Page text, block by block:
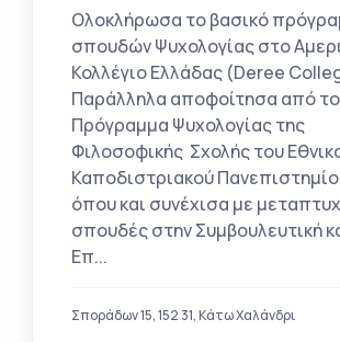
Ολοκλήρωσα το βασικό
σπουδών Ψυχολογίας στο
Κολλέγιο Ελλάδας (Deree
Παράλληλα αποφοίτησα από το
Πρόγραμμα Ψυχολογίας της
Φιλοσοφικής Σχολής του
Καποδιστριακού
όπου και συνέχισα με
σπουδές στην Συμβουλευτική
Επ...
Σποράδων 15, 152 31, Κάτω Χαλάνδρι